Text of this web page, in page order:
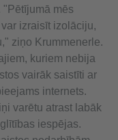
"Pētījumā mēs
izraisīt izolāciju,
ziņo Krummenerle.
kuriem nebija
vairāk saistīti ar
internets.
varētu atrast labāk
iespējas.